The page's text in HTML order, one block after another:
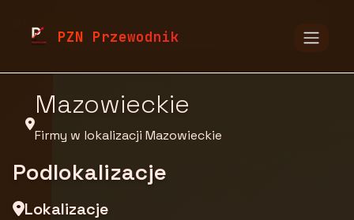
PZN Przewodnik
Mazowieckie
Firmy w lokalizacji Mazowieckie
Podlokalizacje
Lokalizacje